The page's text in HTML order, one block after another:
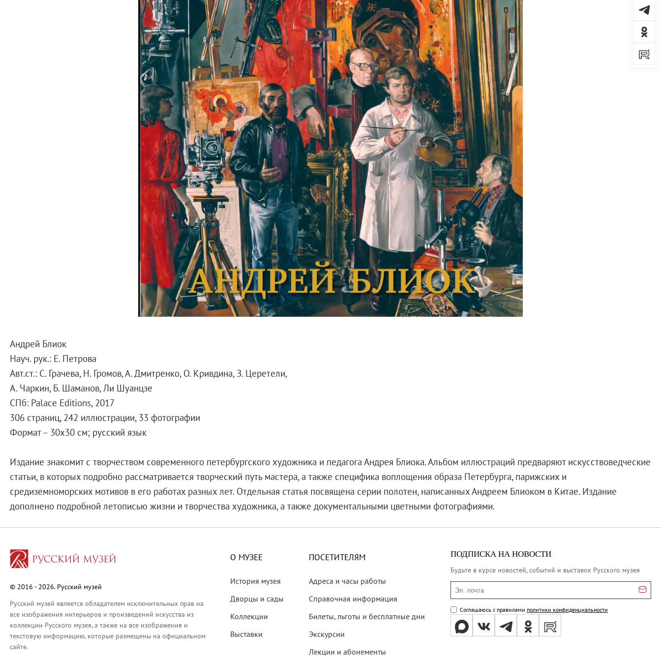
Русское искусство второй половины XIX века
Русское народное искусство XVII-XXI веков
Степан Эрьзя – скульптор мира. К 150-летию со дня рождения
Эпоха Императора Александра III и её наследие
Архип Куинджи. Иллюзия света
Фёдор Васильев. К 175-летию со дня рождения
О билетах, льготах и услугах
Правила покупки и возврата билетов
Правила посещения музея
Высказать мнение / Сообщить о проблеме
Лекторий
Лекции
Абонементы
Доступный музей
Программы и мероприятия
Социально-культурные проекты
Для СМИ
О музее
Генеральный директор
Дирекция
Дворцы и сады
Мраморный дворец
Домик Петра I
Летний дворец Петра I
Летний сад
Михайловский сад
Андрей Блиок
Науч. рук.: Е. Петрова
Авт.ст.: С. Грачева, Н. Громов, А. Дмитренко, О. Кривдина, З. Церетели,
А. Чаркин, Б. Шаманов, Ли Шуанцзе
СПб: Palace Editions, 2017
306 страниц, 242 иллюстрации, 33 фотографии
Формат – 30х30 см; русский язык
Издание знакомит с творчеством современного петербургского художника и педагога Андрея Блиока. Альбом иллюстраций предваряют искусствоведческие
статьи, в которых подробно рассматривается творческий путь мастера, а также специфика воплощения образа Петербурга, парижских и
средиземноморских мотивов в его работах разных лет. Отдельная статья посвящена серии полотен, написанных Андреем Блиоком в Китае. Издание
дополнено подробной летописью жизни и творчества художника, а также документальными цветными фотографиями.
© 2016 - 2026. Русский музей
Русский музей является обладателем исключительных прав на
все изображения интерьеров и произведений искусства из
коллекции Русского музея, а также на все изображения и
текстовую информацию, которые размещены на официальном
сайте.
О МУЗЕЕ
История музея
Дворцы и сады
Коллекции
Выставки
ПОСЕТИТЕЛЯМ
Адреса и часы работы
Справочная информация
Билеты, льготы и бесплатные дни
Экскурсии
Лекции и абонементы
ПОДПИСКА НА НОВОСТИ
Будьте в курсе новостей, событий и выставок Русского музея
Эл. почта
Соглашаюсь с правилами политики конфиденциальности